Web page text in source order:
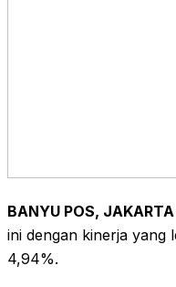
BANYU POS, JAKARTA
ini dengan kinerja yang
4,94%.